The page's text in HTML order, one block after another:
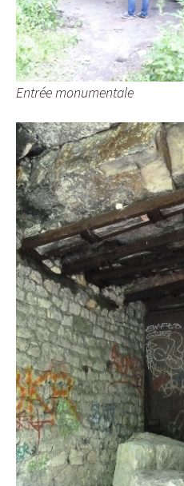
Entrée monumentale